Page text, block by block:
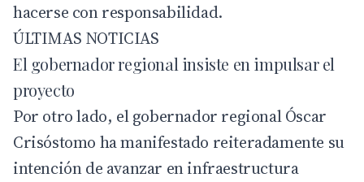
hacerse con responsabilidad.
ÚLTIMAS NOTICIAS
El gobernador regional insiste en impulsar el
proyecto
Por otro lado, el gobernador regionalÓscar
Crisóstomo ha manifestado reiteradamente su
intención de avanzar en infraestructura